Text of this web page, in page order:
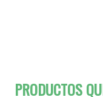
PRODUCTOS